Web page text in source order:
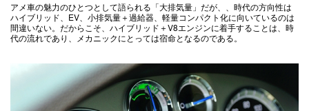
アメ車の魅力のひとつとして語られる「大排気量」だが、、時代の方向性は
ハイブリッド、EV、小排気量＋過給器、軽量コンパクト化に向いているのは
間違いない。だからこそ、ハイブリッド＋V8エンジンに着手することは、時
代の流れであり、メカニックにとっては宿命となるのである。